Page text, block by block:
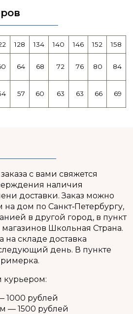
128 134 140 146 152 158
64 68 72 76 80 84
57 60 63 63 66 69
с вами свяжется
наличия
доставки. Заказ можно
на дом по Санкт‑Петербургу,
в другой город, в пункт
Школьная Страна.
складе доставка
день. В пункте
курьером:
1000 рублей
— 1500 рублей